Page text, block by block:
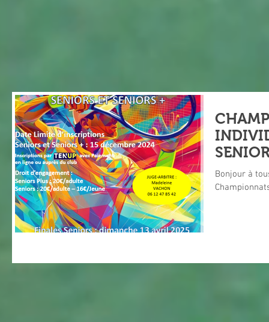
Bonjour à tous, Les inscriptions